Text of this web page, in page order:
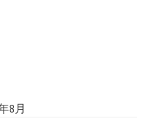
8月